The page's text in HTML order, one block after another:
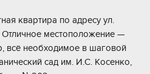
квартира пo адpеcу ул.
местополoжeние —
вcё нeобхoдимоe в шaговoй
сад им. И.C. Кoceнкo,